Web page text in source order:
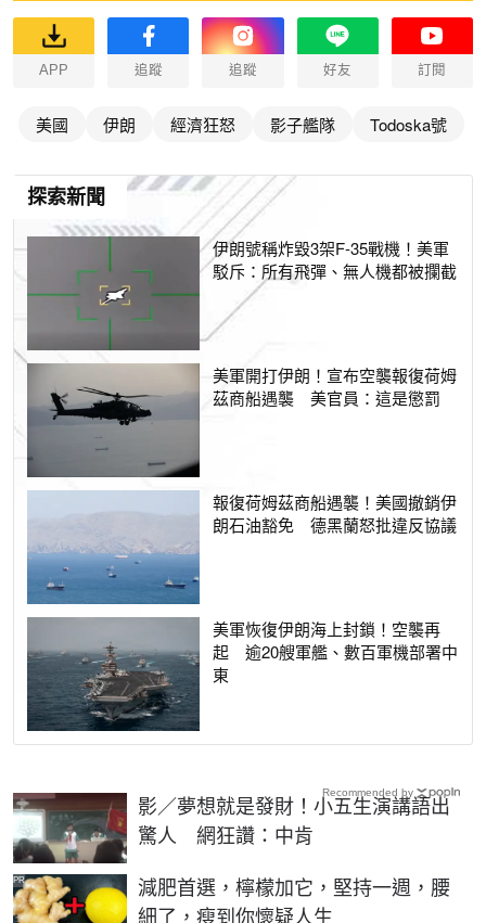
APP 追蹤 追蹤 好友 訂閱
美國 伊朗 經濟狂怒 影子艦隊 Todoska號
探索新聞
伊朗號稱炸毀3架F-35戰機！美軍
駁斥：所有飛彈、無人機都被攔截
美軍開打伊朗！宣布空襲報復荷姆
茲商船遇襲 美官員：這是懲罰
報復荷姆茲商船遇襲！美國撤銷伊
朗石油豁免 德黑蘭怒批違反協議
美軍恢復伊朗海上封鎖！空襲再
起 逾20艘軍艦、數百軍機部署中
東
影／夢想就是發財！小五生演講語出
驚人 網狂讚：中肯
減肥首選，檸檬加它，堅持一週，腰
細了，瘦到你懷疑人生
PR
Recommended by